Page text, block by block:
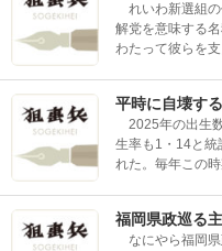
れいわ新選組の
解党を意味する
わたって彼らを
平時に自壊す
2025年の出生
生率も1・14と統
れた。毎年この
福岡県政巡る
なにやら福岡県